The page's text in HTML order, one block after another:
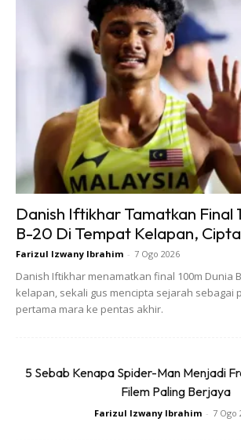
Berikut dikongsikan cara
kain samping songket
tahan lama
Kain samping jenis songket tenun
budaya yang sangat bernilai, bukan
dan kehalusan buatannya, tetapi juga dari
dalam adat dan tradisi Melayu.
Oleh kerana songket tenun diperbuat
emas atau perak yang ditenun secara
lama.
1. Simpan Di Tempat Yang
Danish Iftikhar Tamatkan Final
B-20 Di Tempat Kelapan,
Farizul Izwany Ibrahim - 7 Ogo 2026
Danish Iftikhar menamatkan final 100m Dunia
kelapan, sekali gus mencipta sejarah sebagai
pertama mara ke pentas akhir.
5 Sebab Kenapa Spider-Man Menjadi
Filem Paling Berjaya
Farizul Izwany Ibrahim - 7 Ogo